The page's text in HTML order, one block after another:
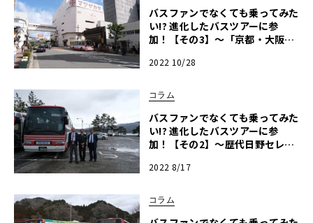
バスファンでなくても乗ってみた
い!? 進化したバスツアーに参
加！【その3】～「京都・大阪に
交通部×京阪京都交通～
2022 10/28
コラム
バスファンでなくても乗ってみた
い!? 進化したバスツアーに参
加！【その2】～歴代日野セレガ
2022 8/17
コラム